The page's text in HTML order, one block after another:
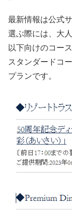
最新情報は公式
選ぶ際には、大
以下向けのコー
スタンダードコ
プランです。